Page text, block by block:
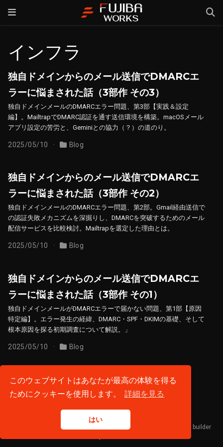
このウェブサイトはあなたが最高の体験を得る
ためにクッキーを使用します。
詳細を見る
はい
インフラ
独自ドメインからのメール送信でDMARCエ
ラーに悩まされた話（3部作 その3）
独自ドメインメールのDMARCエラー問題、第3部【実践＆設定
編】。MailtrapでDMARC認証を通す送信環境を構築。macOSメール
アプリ設定の苦労と、Geminiとの協力（？）の道のり。
2025/05/10 Blog
独自ドメインからのメール送信でDMARCエ
ラーに悩まされた話（3部作 その2）
独自ドメインメールのDMARCエラー問題、第2部。Gmail経由送信で
の認証失敗メカニズムを深掘りし、DMARCを突破するためのメール
配信サービスを比較検討。Mailtrapを選定した理由とは。
2025/05/10 Blog
独自ドメインからのメール送信でDMARCエ
ラーに悩まされた話（3部作 その1）
独自ドメインメールがDMARCエラーで届かない問題、第1部【原因
特定編】。エラー発生の経緯、DMARC・SPF・DKIMの基礎、そして
根本原因を探る初期調査について解説。」
2025/05/10 Blog
プライバシーポリシー·利用規約
© 2026 FUJIBA WORKS. All rights reserved.
Hugo Blox Builder — the free,
website builder